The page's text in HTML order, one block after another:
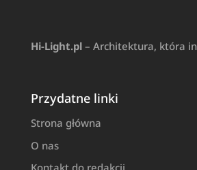
Hi-Light.pl– Architektura, która
Przydatne linki
Strona główna
O nas